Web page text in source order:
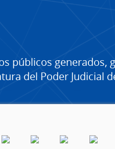
públicos generados,
del Poder Judicial